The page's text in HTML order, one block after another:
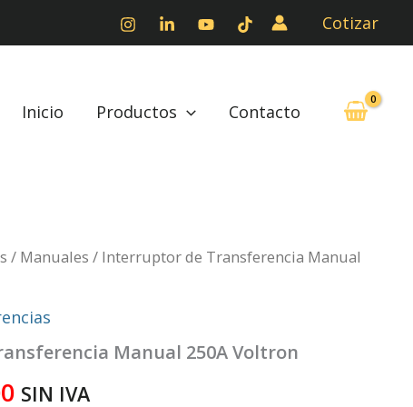
Cotizar
Inicio Productos Contacto
/ Manuales / Interruptor de Transferencia Manual
Manual 250A Voltron
SIN IVA